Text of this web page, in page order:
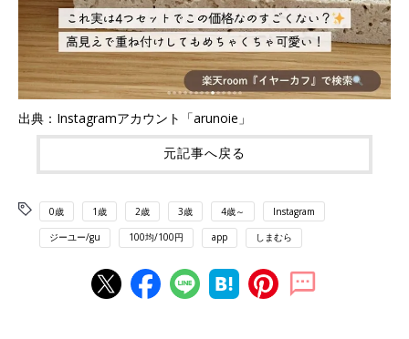
出典：Instagramアカウント「arunoie」
元記事へ戻る
0歳 1歳 2歳 3歳 4歳～ Instagram
ジーユー/gu 100均/100円 app しまむら